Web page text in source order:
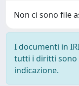
Non ci sono file
I documenti in
tutti i diritti sono
indicazione.